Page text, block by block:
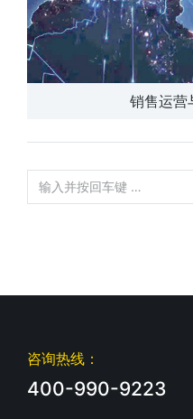
销售运营
咨询热线：
400-990-9223